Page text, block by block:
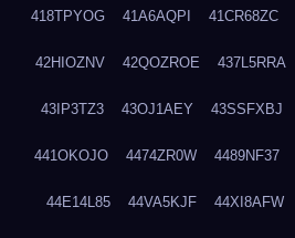
418TPYOG 41A6AQPI 41CR68ZC
42HIOZNV 42QOZROE 437L5RRA
43IP3TZ3 43OJ1AEY 43SSFXBJ
441OKOJO 4474ZR0W 4489NF37
44E14L85 44VA5KJF 44XI8AFW